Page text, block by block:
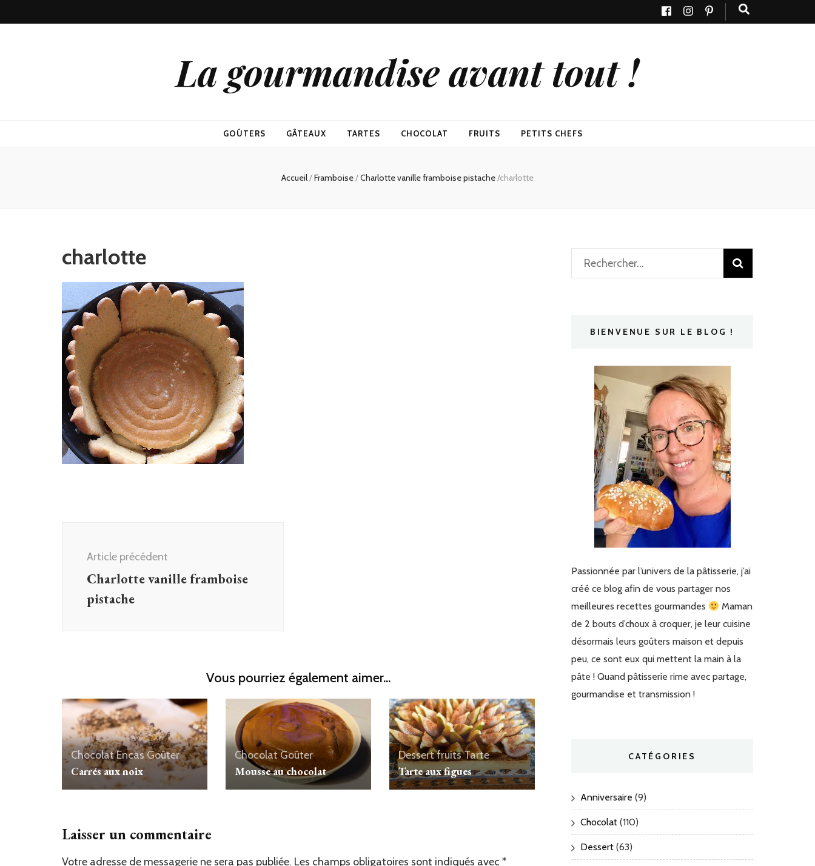
La gourmandise avant tout !
GOÛTERS GÂTEAUX TARTES CHOCOLAT FRUITS PETITS CHEFS
Accueil/Framboise/Charlotte vanille framboise pistache/charlotte
charlotte
d'article
Article précédent
Charlotte vanille framboise
pistache
Vous pourriez également aimer...
ChocolatEncasGoûter
Carrés aux noix
Chocolat Goûter
Mousse au chocolat
DessertfruitsTarte
Tarte aux figues
Laisser un commentaire
Votre adresse de messagerie ne sera pas publiée. Les champs obligatoires sont indiqués avec *
Rechercher :
BIENVENUE SUR LE BLOG !
Passionnée par l’univers de la pâtisserie, j’ai
créé ce blog afin de vous partager nos
meilleures recettes gourmandes
Maman
de 2 bouts d’choux à croquer, je leur cuisine
désormais leurs goûters maison et depuis
peu, ce sont eux qui mettent la main à la
pâte ! Quand pâtisserie rime avec partage,
gourmandise et transmission !
CATÉGORIES
Anniversaire (9)
Chocolat (110)
Dessert (63)